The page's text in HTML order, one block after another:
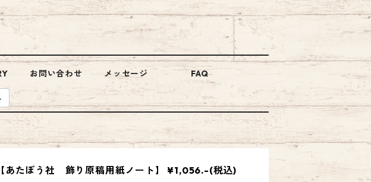
お問い合わせ メッセージ FAQ
【あたぼう社 飾り原稿用紙ノート】 ¥1,056.-(税込)